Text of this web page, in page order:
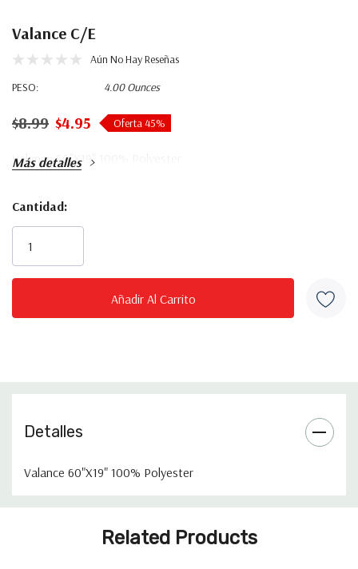
Valance C/e
Aún No Hay Reseñas
PESO:
4.00 Ounces
$8.99 $4.95 Oferta 45%
Valance 60"X19" 100% Polyester
Más detalles
actual:
Cantidad:
Detalles
Valance 60"X19" 100% Polyester
Pestaña
personalizadaRelated Products
¿Quieres Tener
Acceso A Ofertas
Exclusivas?